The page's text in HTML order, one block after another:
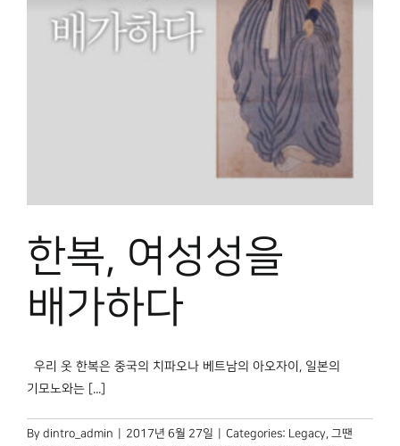
한복, 여성성을
배가하다
우리 옷 한복은 중국의 치파오나 베트남의 아오자이, 일본의
기모노와는 [...]
By dintro_admin 2017년 6월 27일 Categories: Legacy, 그땐